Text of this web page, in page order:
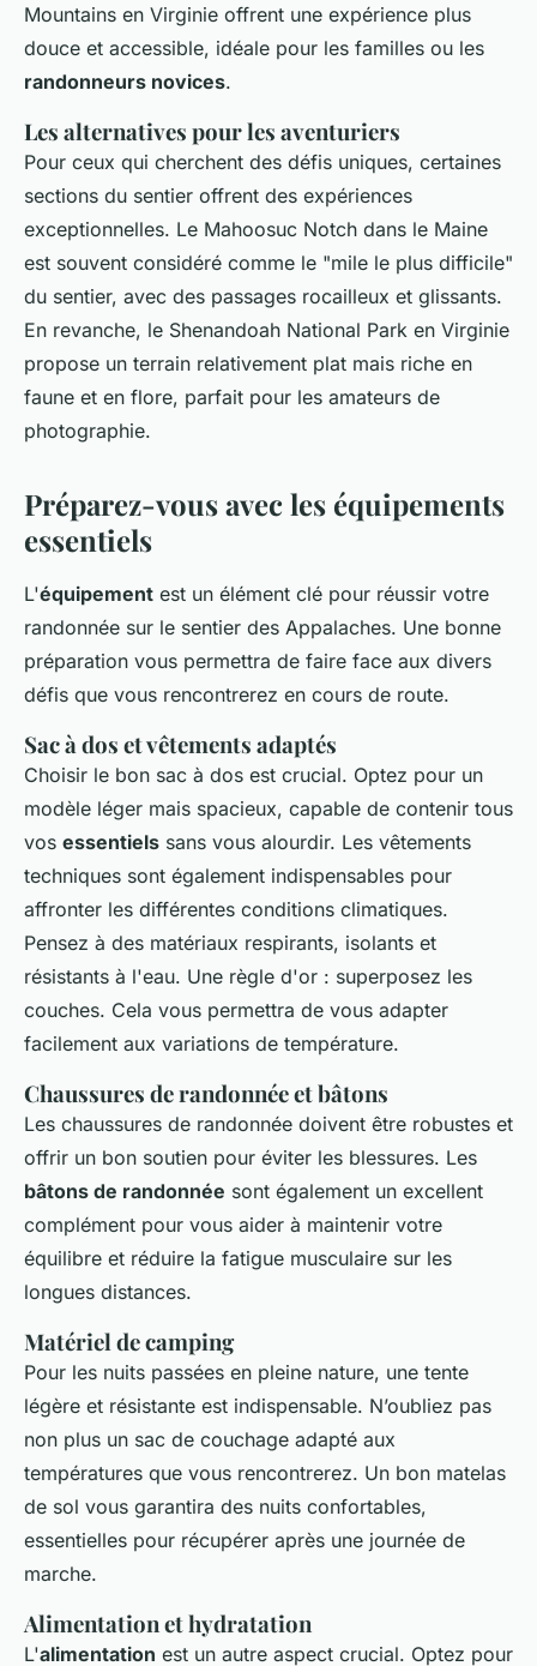
Mountains en Virginie offrent une expérience plus
douce et accessible, idéale pour les familles ou les
randonneurs novices.
Les alternatives pour les aventuriers
Pour ceux qui cherchent des défis uniques, certaines
sections du sentier offrent des expériences
exceptionnelles. Le Mahoosuc Notch dans le Maine
est souvent considéré comme le "mile le plus difficile"
du sentier, avec des passages rocailleux et glissants.
En revanche, le Shenandoah National Park en Virginie
propose un terrain relativement plat mais riche en
faune et en flore, parfait pour les amateurs de
photographie.
Préparez-vous avec les équipements
essentiels
L'équipement est un élément clé pour réussir votre
randonnée sur le sentier des Appalaches. Une bonne
préparation vous permettra de faire face aux divers
défis que vous rencontrerez en cours de route.
Sac à dos et vêtements adaptés
Choisir le bon sac à dos est crucial. Optez pour un
modèle léger mais spacieux, capable de contenir tous
vos essentiels sans vous alourdir. Les vêtements
techniques sont également indispensables pour
affronter les différentes conditions climatiques.
Pensez à des matériaux respirants, isolants et
résistants à l'eau. Une règle d'or : superposez les
couches. Cela vous permettra de vous adapter
facilement aux variations de température.
Chaussures de randonnée et bâtons
Les chaussures de randonnée doivent être robustes et
offrir un bon soutien pour éviter les blessures. Les
bâtons de randonnée sont également un excellent
complément pour vous aider à maintenir votre
équilibre et réduire la fatigue musculaire sur les
longues distances.
Matériel de camping
Pour les nuits passées en pleine nature, une tente
légère et résistante est indispensable. N’oubliez pas
non plus un sac de couchage adapté aux
températures que vous rencontrerez. Un bon matelas
de sol vous garantira des nuits confortables,
essentielles pour récupérer après une journée de
marche.
Alimentation et hydratation
L'alimentation est un autre aspect crucial. Optez pour